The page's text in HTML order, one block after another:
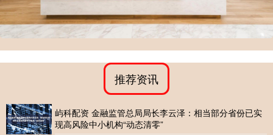
推荐资讯
屿科配资 金融监管总局局长李云泽：相当部分省份已实
现高风险中小机构“动态清零”